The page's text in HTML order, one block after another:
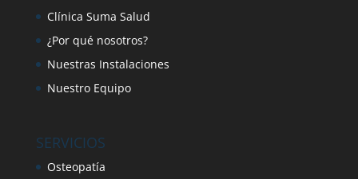
Clínica Suma Salud
¿Por qué nosotros?
Nuestras Instalaciones
Nuestro Equipo
SERVICIOS
Osteopatía